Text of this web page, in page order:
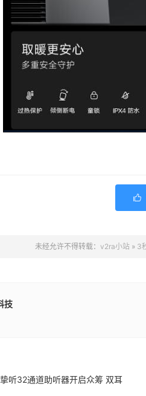

未经允许不得转载： v2ra小站» 3
技
听32通道助听器开启众筹 双耳